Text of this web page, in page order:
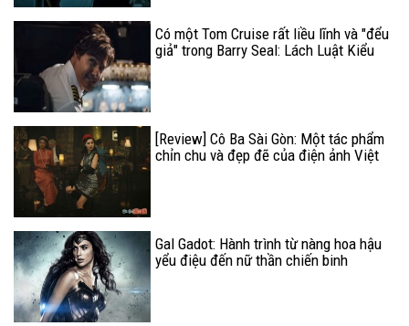
Có một Tom Cruise rất liều lĩnh và "đểu
giả" trong Barry Seal: Lách Luật Kiểu
[Review] Cô Ba Sài Gòn: Một tác phẩm
chỉn chu và đẹp đẽ của điện ảnh Việt
Gal Gadot: Hành trình từ nàng hoa hậu
yểu điệu đến nữ thần chiến binh